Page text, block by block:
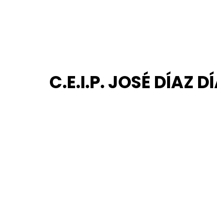
C.E.I.P. JOSÉ DÍAZ